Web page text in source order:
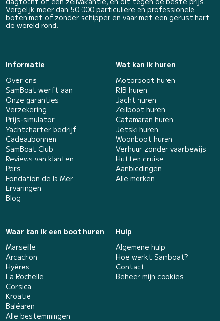
Vergelijk meer dan 50 000 particuliere en professionele
boten met of zonder schipper en vaar met een gerust hart
de wereld rond.
Informatie
Over ons
SamBoat werft aan
Onze garanties
Verzekering
Prijs-simulator
Yachtcharter bedrijf
Cadeaubonnen
SamBoat Club
Reviews van klanten
Pers
Fondation de la Mer
Ervaringen
Blog
Wat kan ik huren
Motorboot huren
RIB huren
Jacht huren
Zeilboot huren
Catamaran huren
Jetski huren
Woonboot huren
Verhuur zonder vaarbewijs
Hutten cruise
Aanbiedingen
Alle merken
Waar kan ik een boot huren
Marseille
Arcachon
Hyères
La Rochelle
Corsica
Kroatië
Baléaren
Alle bestemmingen
Hulp
Algemene hulp
Hoe werkt Samboat?
Contact
Beheer mijn cookies